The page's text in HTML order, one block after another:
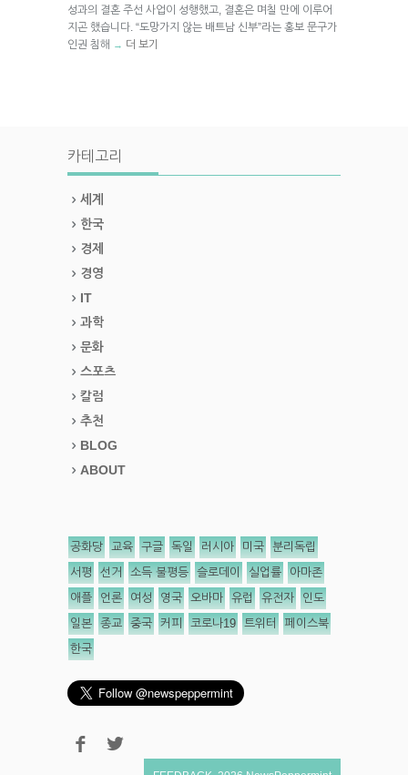
성과의 결혼 주선 사업이 성행했고, 결혼은 며칠 만에 이루어
지곤 했습니다. “도망가지 않는 배트남 신부”라는 홍보 문구가
인권 침해 → 더 보기
카테고리
세계
한국
경제
경영
IT
과학
문화
스포츠
칼럼
추천
BLOG
ABOUT
공화당 교육 구글 독일 러시아 미국 분리독립
서평 선거 소득 불평등 슬로데이 실업률 아마존
애플 언론 여성 영국 오바마 유럽 유전자 인도
일본 종교 중국 커피 코로나19 트위터 페이스북
한국